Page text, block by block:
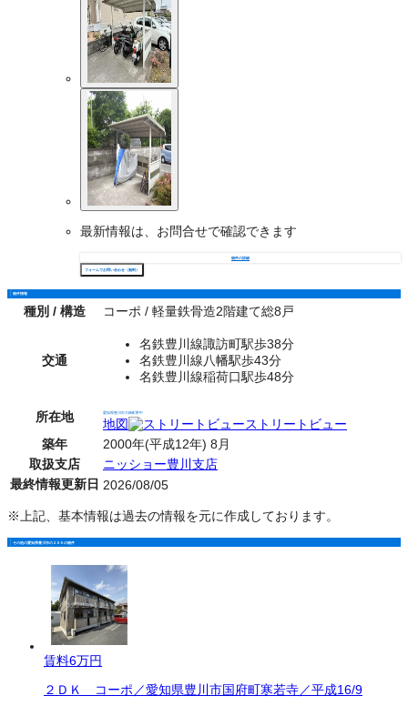
最新情報は、お問合せで確認できます
物件の詳細
フォームでお問い合わせ（無料）
物件情報
種別 / 構造 コーポ / 軽量鉄骨造2階建て総8戸
交通
名鉄豊川線諏訪町駅歩38分
名鉄豊川線八幡駅歩43分
名鉄豊川線稲荷口駅歩48分
所在地 愛知県豊川市大崎町野中
地図
ストリートビュー
築年
2000年(平成12年) 8月
取扱支店
ニッショー豊川支店
最終情報更新日 2026/08/05
※上記、基本情報は過去の情報を元に作成しております。
その他の愛知県豊川市の２ＤＫの物件
賃料6万円
２ＤＫ コーポ／愛知県豊川市国府町寒若寺／平成16/9